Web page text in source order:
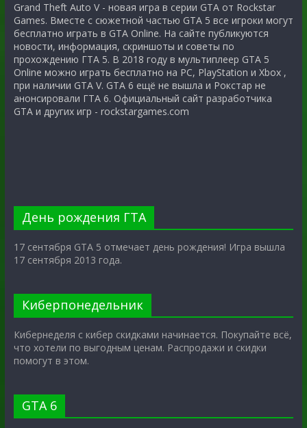
Grand Theft Auto V - новая игра в серии GTA от Rockstar
Games. Вместе с сюжетной частью GTA 5 все игроки могут
бесплатно играть в GTA Online. На сайте публикуются
новости, информация, скриншоты и советы по
прохождению ГТА 5. В 2018 году в мультиплеер GTA 5
Online можно играть бесплатно на PC, PlayStation и Xbox ,
при наличии GTA V. GTA 6 ещё не вышла и Рокстар не
анонсировали ГТА 6. Официальный сайт разработчика
GTA и других игр - rockstargames.com
День рождения ГТА
17 сентября GTA 5 отмечает день рождения! Игра вышла
17 сентября 2013 года.
Киберпонедельник
Кибернеделя с кибер скидками начинается. Покупайте всё,
что хотели по выгодным ценам. Распродажи и скидки
помогут в этом.
GTA 6